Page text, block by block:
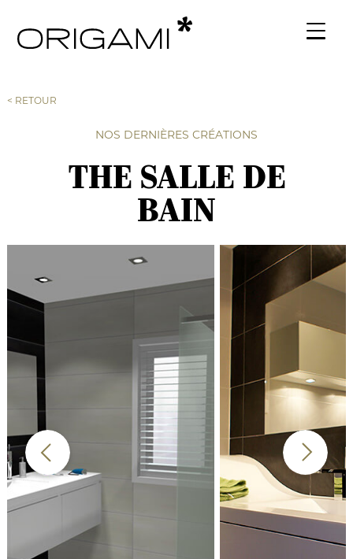
NOS DERNIÈRES CRÉATIONS
THE SALLE DE
BAIN
< RETOUR